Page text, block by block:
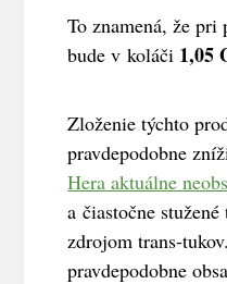
To znamená, že
bude v koláči 1,05
Zloženie týchto
pravdepodobne
Hera aktuálne
a čiastočne
zdrojom trans-
pravdepodobne